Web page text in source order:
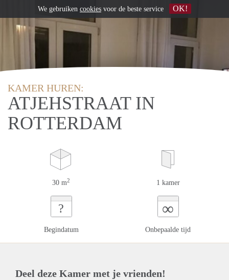
KAMER HUREN:
ATJEHSTRAAT IN
ROTTERDAM
30 m2 1 kamer
?
Begindatum
∞
Onbepaalde tijd
Deel deze Kamer met je vrienden!
We gebruiken cookies voor de beste service OK!